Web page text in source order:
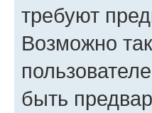
требуют
Возможно
быть